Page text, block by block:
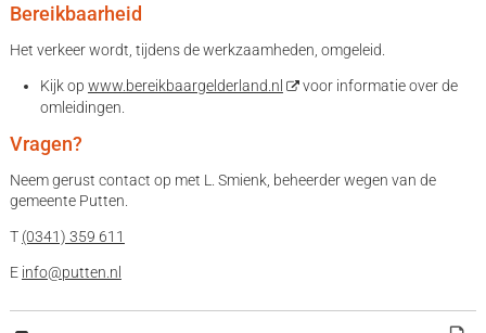
Bereikbaarheid
Het verkeer wordt, tijdens de werkzaamheden, omgeleid.
Kijk op www.bereikbaargelderland.nl
voor informatie over de
omleidingen.
Vragen?
Neem gerust contact op met L. Smienk, beheerder wegen van de
gemeente Putten.
T (0341) 359 611
E info@putten.nl